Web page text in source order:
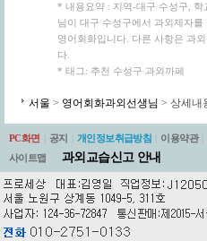
* 내용요약 : 지역-대구 수성구, 학
님이 대구 수성구에서 과외제자를
영어회화입니다. 다른 사항은 과
다.
* 태그: 추천 수성구 과외까페
서울 > 영어회화과외선생님 > 상세내
PC화면 공지 개인정보취급방침 이용약관
사이트맵
과외교습신고 안내